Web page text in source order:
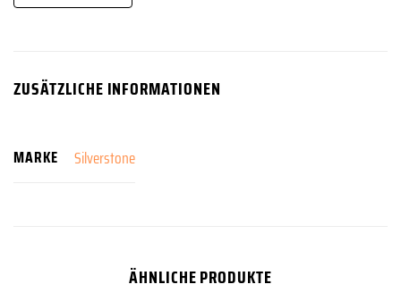
ZUSÄTZLICHE INFORMATIONEN
MARKE Silverstone
ÄHNLICHE PRODUKTE